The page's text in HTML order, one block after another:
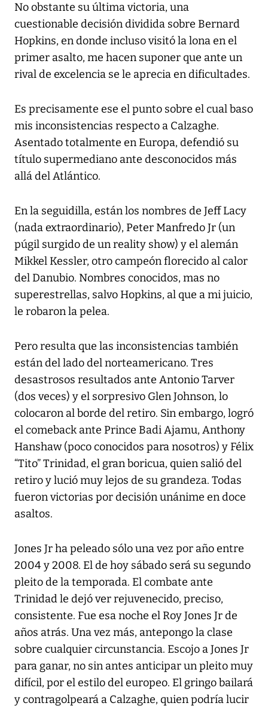
No obstante su última victoria, una
cuestionable decisión dividida sobre Bernard
Hopkins, en donde incluso visitó la lona en el
primer asalto, me hacen suponer que ante un
rival de excelencia se le aprecia en dificultades.
Es precisamente ese el punto sobre el cual baso
mis inconsistencias respecto a Calzaghe.
Asentado totalmente en Europa, defendió su
título supermediano ante desconocidos más
allá del Atlántico.
En la seguidilla, están los nombres de Jeff Lacy
(nada extraordinario), Peter Manfredo Jr (un
púgil surgido de un reality show) y el alemán
Mikkel Kessler, otro campeón florecido al calor
del Danubio. Nombres conocidos, mas no
superestrellas, salvo Hopkins, al que a mi juicio,
le robaron la pelea.
Pero resulta que las inconsistencias también
están del lado del norteamericano. Tres
desastrosos resultados ante Antonio Tarver
(dos veces) y el sorpresivo Glen Johnson, lo
colocaron al borde del retiro. Sin embargo, logró
el comeback ante Prince Badi Ajamu, Anthony
Hanshaw (poco conocidos para nosotros) y Félix
“Tito” Trinidad, el gran boricua, quien salió del
retiro y lució muy lejos de su grandeza. Todas
fueron victorias por decisión unánime en doce
asaltos.
Jones Jr ha peleado sólo una vez por año entre
2004 y 2008. El de hoy sábado será su segundo
pleito de la temporada. El combate ante
Trinidad le dejó ver rejuvenecido, preciso,
consistente. Fue esa noche el Roy Jones Jr de
años atrás. Una vez más, antepongo la clase
sobre cualquier circunstancia. Escojo a Jones Jr
para ganar, no sin antes anticipar un pleito muy
difícil, por el estilo del europeo. El gringo bailará
y contragolpeará a Calzaghe, quien podría lucir